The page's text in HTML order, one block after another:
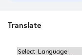
Translate